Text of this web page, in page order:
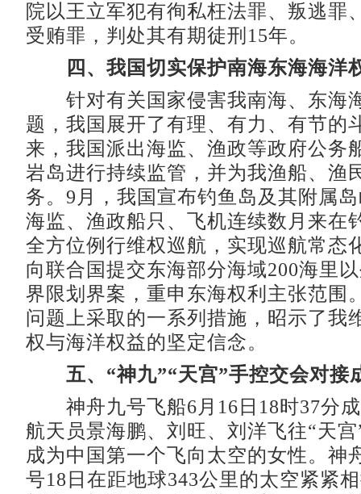
院以王立军犯有徇私枉法罪、叛逃罪
受贿罪，判处其有期徒刑15年。
四、我国切实保护南海东海海洋
针对有关国家侵害我南海、东海
题，我国展开了有理、有力、有节的
来，我国派出海监、渔政等政府公务
岩岛进行持续监管，并为我渔船、渔
务。9月，我国宣布钓鱼岛及其附属
海监、渔政船只、飞机连续数月来在
全方位例行维权巡航，实现巡航常态
向联合国提交东海部分海域200海里
界限划界案，重申东海权利主张范围
问题上采取的一系列措施，昭示了我
权与海洋权益的坚定信念。
五、“神九”“天宫”手控交会对接
神舟九号飞船6月16日18时37分成
航天员景海鹏、刘旺、刘洋飞往“天
成为中国第一个飞向太空的女性。神
号18日在距地球343公里的太空紧紧